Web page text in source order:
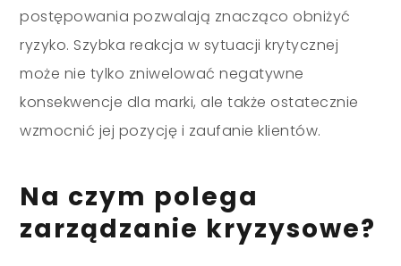
postępowania pozwalają znacząco obniżyć
ryzyko. Szybka reakcja w sytuacji krytycznej
może nie tylko zniwelować negatywne
konsekwencje dla marki, ale także ostatecznie
wzmocnić jej pozycję i zaufanie klientów.
Na czym polega
zarządzanie kryzysowe?